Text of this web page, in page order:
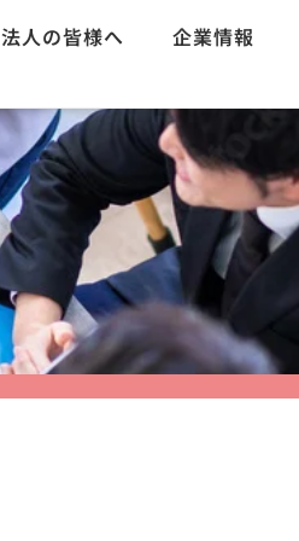
法人の皆様へ 企業情報